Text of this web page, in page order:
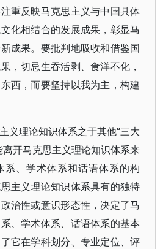
重反映马克思主义与中国具体
化相结合的发展成果，彰显马
成果。要批判地吸收和借鉴国
，切忌生吞活剥、食洋不化，
西，而要坚持以我为主，构建
义理论知识体系之于其他“三大
开马克思主义理论知识体系来
系、学术体系和话语体系的构
主义理论知识体系具有的独特
治性或意识形态性，决定了马
、学术体系、话语体系的基本
它在学科划分、专业定位、评